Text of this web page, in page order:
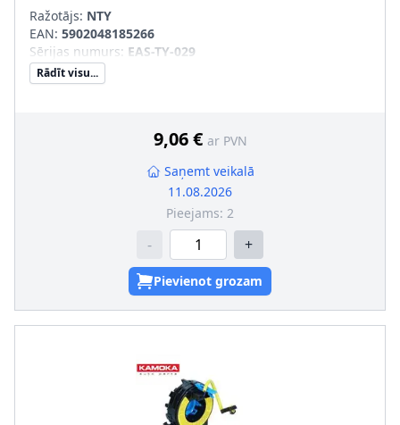
Ražotājs: NTY
EAN: 5902048185266
Sērijas numurs: EAS-TY-029
Rādīt visu...
9,06 € ar PVN
Saņemt veikalā
11.08.2026
Pieejams: 2
- +
Pievienot grozam